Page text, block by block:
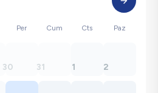
Per Cum Cts Paz
30 31 1 2